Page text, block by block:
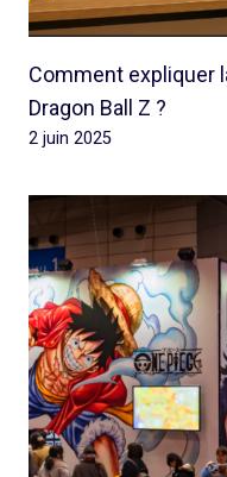
Comment expliquer
Dragon Ball Z ?
2 juin 2025